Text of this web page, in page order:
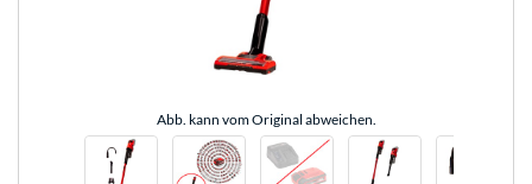
Abb. kann vom Original abweichen.